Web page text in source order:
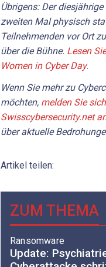
Übrigens: Der
zweiten Mal physisch
Teilnehmenden vor Ort
über die Bühne. Lesen
Women in Cyber Day.
Wenn Sie mehr zu
möchten, melden Sie
Swisscybersecurity.net
über aktuelle
Artikel teilen:
ZUM THEMA
Ransomware
Update: